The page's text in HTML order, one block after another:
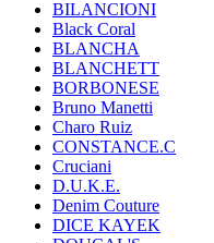
BILANCIONI
Black Coral
BLANCHA
BLANCHETT
BORBONESE
Bruno Manetti
Charo Ruiz
CONSTANCE.C
Cruciani
D.U.K.E.
Denim Couture
DICE KAYEK